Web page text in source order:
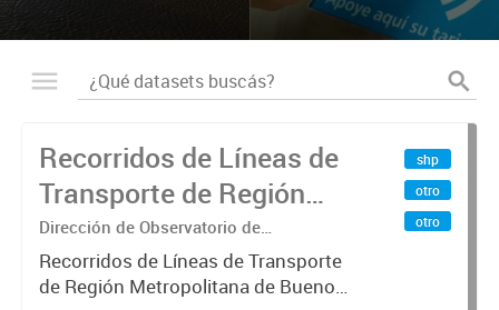
Recorridos de Líneas de
Transporte de Región
Metropolitana de
Buenos Aires (RMBA)
Dirección de Observatorio de
Transporte, Estudio y Sistemas
Recorridos de Líneas de Transporte
de Región Metropolitana de Buenos
shp
otro
otro